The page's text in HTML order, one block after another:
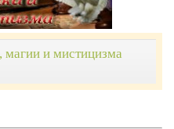
и мистицизма